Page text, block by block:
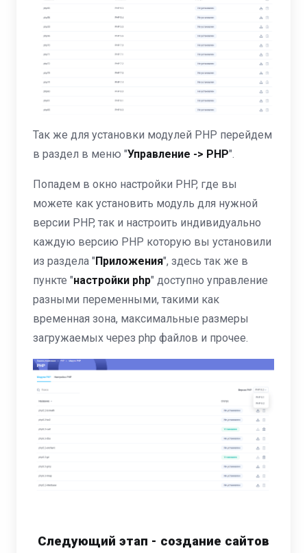
Так же для установки модулей PHP перейдем
в раздел в меню "Управление -> PHP".
Попадем в окно настройки PHP, где вы
можете как установить модуль для нужной
версии PHP, так и настроить индивидуально
каждую версию PHP которую вы установили
из раздела " Приложения", здесь так же в
пункте "настройки php" доступно управление
разными переменными, такими как
временная зона, максимальные размеры
загружаемых через php файлов и прочее.
Следующий этап - создание сайтов